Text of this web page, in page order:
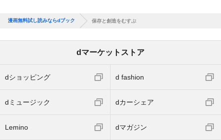
漫画無料試し読みならdブック 保存と創造をむすぶ
dマーケットストア
dショッピング d fashion
dミュージック dカーシェア
Lemino dマガジン